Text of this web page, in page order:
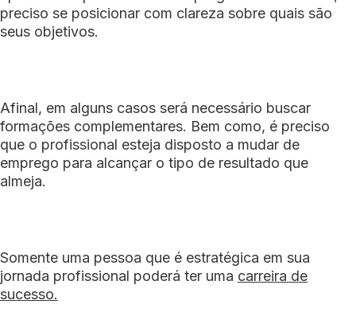
preciso se posicionar com clareza sobre quais são
seus objetivos.
Afinal, em alguns casos será necessário buscar
formações complementares. Bem como, é preciso
que o profissional esteja disposto a mudar de
emprego para alcançar o tipo de resultado que
almeja.
Somente uma pessoa que é estratégica em sua
jornada profissional poderá ter uma carreira de
sucesso.